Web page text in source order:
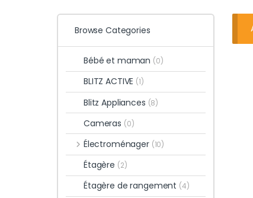
Browse Categories
Bébé et maman (0)
BLITZ ACTIVE (1)
Blitz Appliances (8)
Cameras (0)
Électroménager (10)
Étagère (2)
Étagère de rangement (4)